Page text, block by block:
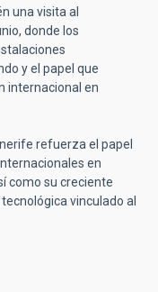
una visita al
donde los
y el papel que
internacional en
refuerza el papel
en
como su creciente
vinculado al